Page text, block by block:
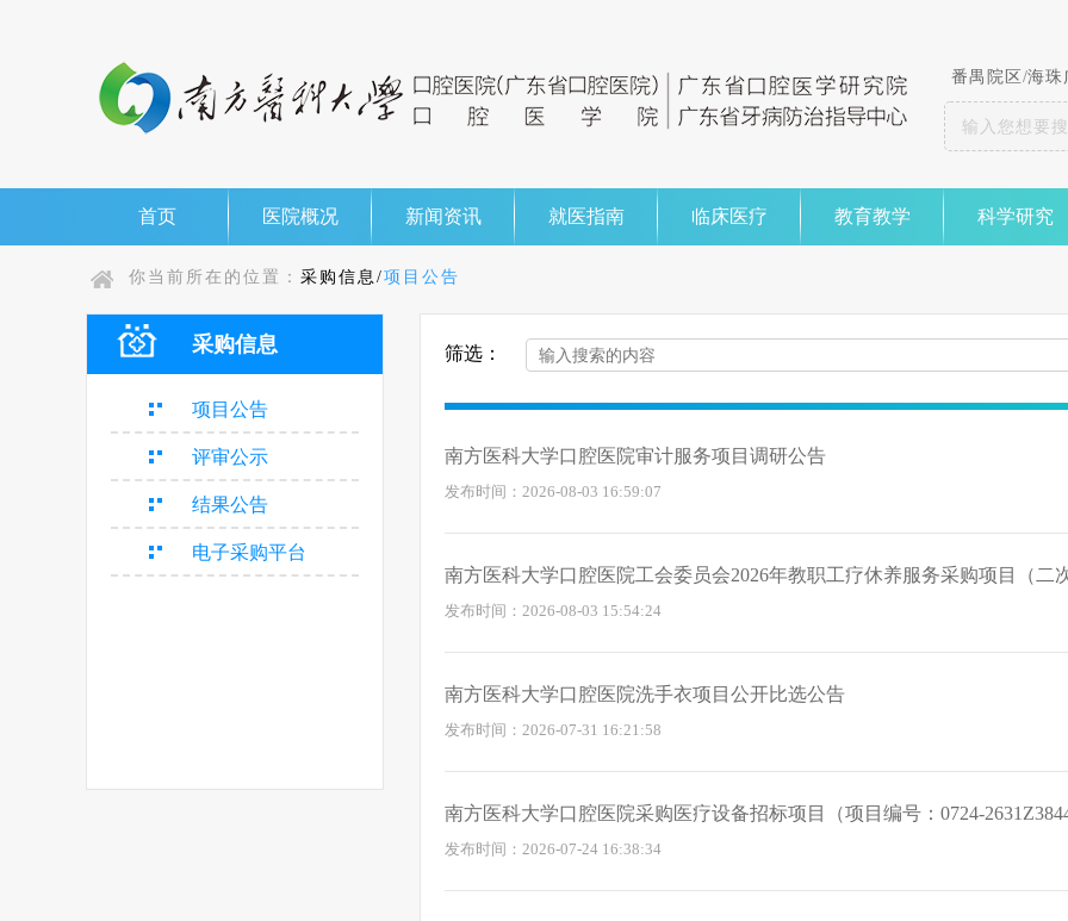
番禺院区 /海珠
首页 医院概况 新闻资讯 就医指南 临床医疗 教育教学 科学研究
你当前所在的位置： 采购信息/项目公告
采购信息
项目公告
评审公示
结果公告
电子采购平台
筛选：
南方医科大学口腔医院审计服务项目调研公告
发布时间：2026-08-03 16:59:07
南方医科大学口腔医院工会委员会2026年教职工疗休养服务采购项目（二
发布时间：2026-08-03 15:54:24
南方医科大学口腔医院洗手衣项目公开比选公告
发布时间：2026-07-31 16:21:58
南方医科大学口腔医院采购医疗设备招标项目（项目编号：0724-
发布时间：2026-07-24 16:38:34